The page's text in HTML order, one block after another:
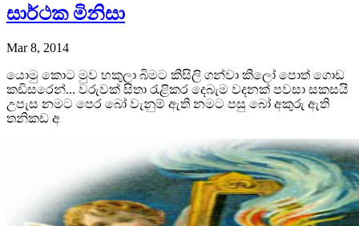
සාර්ථක මිනිසා
Mar 8, 2014
යොමු කොට මුව හකුලා බිමට කිසිලි ගන්වා කිලෝ පොත් ගොඩ
කඩිසරෙන්... වරුවක් සිතා රැළිකර දෙබැම වදනක් පවසා සකසයි
උපැස නමට පෙර බෝ වැනුම් ඇති නමට පසු බෝ අකුරු ඇති
තනිකඩ අ